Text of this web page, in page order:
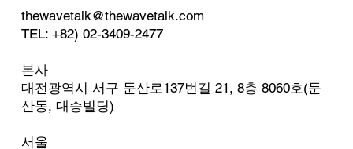
thewavetalk@thewavetalk.com
TEL: +82) 02-3409-2477
본사
대전광역시 서구 둔산로137번길 21, 8층 8060호(둔
산동, 대승빌딩)
서울